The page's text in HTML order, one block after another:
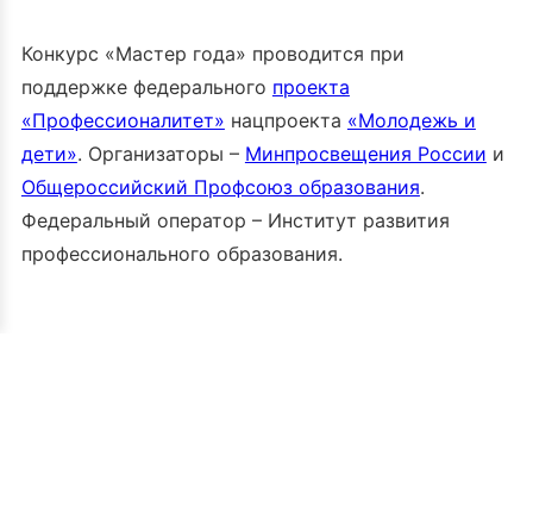
Конкурс «Мастер года» проводится при
поддержке федерального проекта
«Профессионалитет» нацпроекта «Молодежь и
дети». Организаторы – Минпросвещения России и
Общероссийский Профсоюз образования.
Федеральный оператор – Институт развития
профессионального образования.